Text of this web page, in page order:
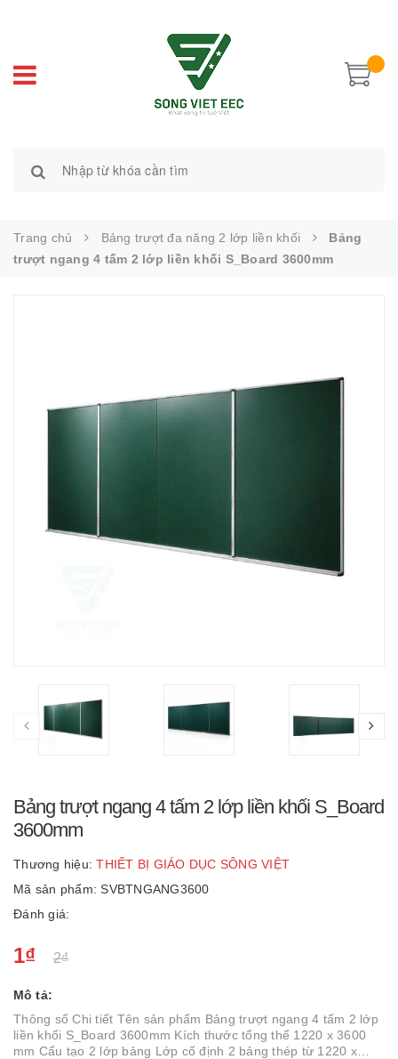
Trang chủ Bảng trượt đa năng 2 lớp liền khối
Bảng
trượt ngang 4 tấm 2 lớp liền khối S_Board 3600mm
Bảng trượt ngang 4 tấm 2 lớp liền khối S_Board
3600mm
Thương hiệu: THIẾT BỊ GIÁO DỤC SÔNG VIỆT
Mã sản phẩm: SVBTNGANG3600
Đánh giá:
1₫ 2₫
Mô tả:
Thông số Chi tiết Tên sản phẩm Bảng trượt ngang 4 tấm 2 lớp
liền khối S_Board 3600mm Kích thước tổng thể 1220 x 3600
mm Cấu tạo 2 lớp bảng Lớp cố định 2 bảng thép từ 1220 x